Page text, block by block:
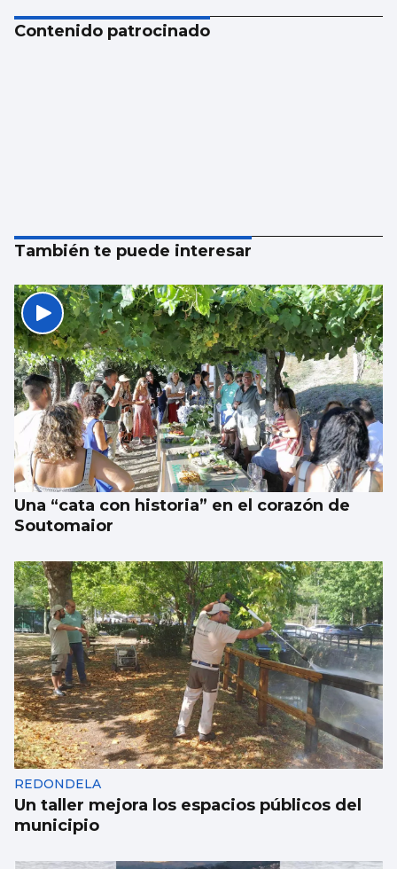
Contenido patrocinado
También te puede interesar
Una “cata con historia” en el corazón de
Soutomaior
REDONDELA
Un taller mejora los espacios públicos del
municipio